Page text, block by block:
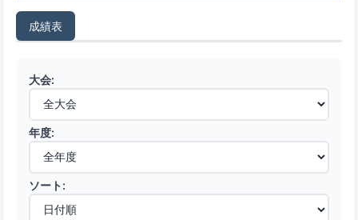
成績表
大会:
年度:
ソート: